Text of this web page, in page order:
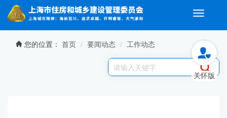
无障碍操作说明 跳转到网站导航区 跳转到主要内容区域
Toggle
您的位置： 首页 要闻动态 工作动态
关怀版